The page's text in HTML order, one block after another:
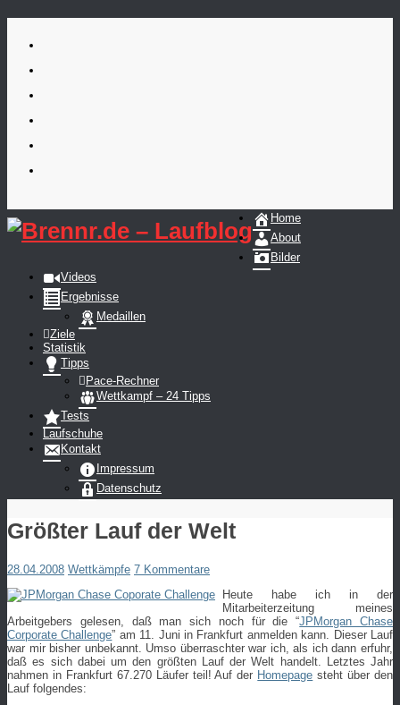
content
Home
About
Bilder
Videos
Ergebnisse
Medaillen
Ziele
Statistik
Tipps
Pace-Rechner
Wettkampf – 24 Tipps
Tests
Laufschuhe
Kontakt
Impressum
Datenschutz
Größter Lauf der Welt
28.04.2008 Wettkämpfe 7 Kommentare
Heute habe ich in der
Mitarbeiterzeitung meines
Arbeitgebers gelesen, daß man sich noch für die “JPMorgan Chase
Corporate Challenge” am 11. Juni in Frankfurt anmelden kann. Dieser Lauf
war mir bisher unbekannt. Umso überraschter war ich, als ich dann erfuhr,
daß es sich dabei um den größten Lauf der Welt handelt. Letztes Jahr
nahmen in Frankfurt 67.270 Läufer teil! Auf der Homepage steht über den
Lauf folgendes: